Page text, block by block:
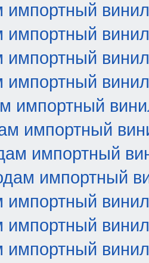
импортный винил
импортный винил
импортный винил
импортный винил
импортный
импортный
импортный
импортный
импортный винил
импортный винил
импортный винил